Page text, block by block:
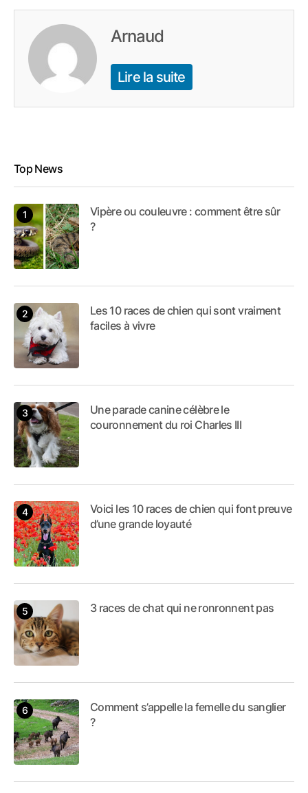
Arnaud
Lire la suite
Top News
Vipère ou couleuvre : comment être sûr
?
Les 10 races de chien qui sont vraiment
faciles à vivre
Une parade canine célèbre le
couronnement du roi Charles III
Voici les 10 races de chien qui font preuve
d’une grande loyauté
3 races de chat qui ne ronronnent pas
Comment s’appelle la femelle du sanglier
?